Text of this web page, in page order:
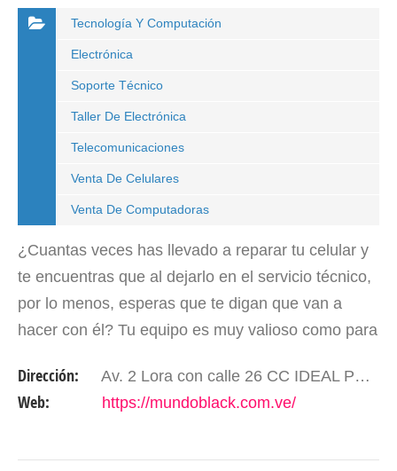
Tecnología Y Computación
Electrónica
Soporte Técnico
Taller De Electrónica
Telecomunicaciones
Venta De Celulares
Venta De Computadoras
¿Cuantas veces has llevado a reparar tu celular y
te encuentras que al dejarlo en el servicio técnico,
por lo menos, esperas que te digan que van a
hacer con él? Tu equipo es muy valioso como para
otro…
Dirección: Av. 2 Lora con calle 26 CC IDEAL PB Local 08.Mérida- Edo. Mérida. Venezuela.
Web: https://mundoblack.com.ve/